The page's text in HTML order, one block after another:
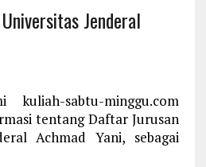
Jenderal
sabtu-minggu.com
tentang Daftar Jurusan
Achmad Yani, sebagai